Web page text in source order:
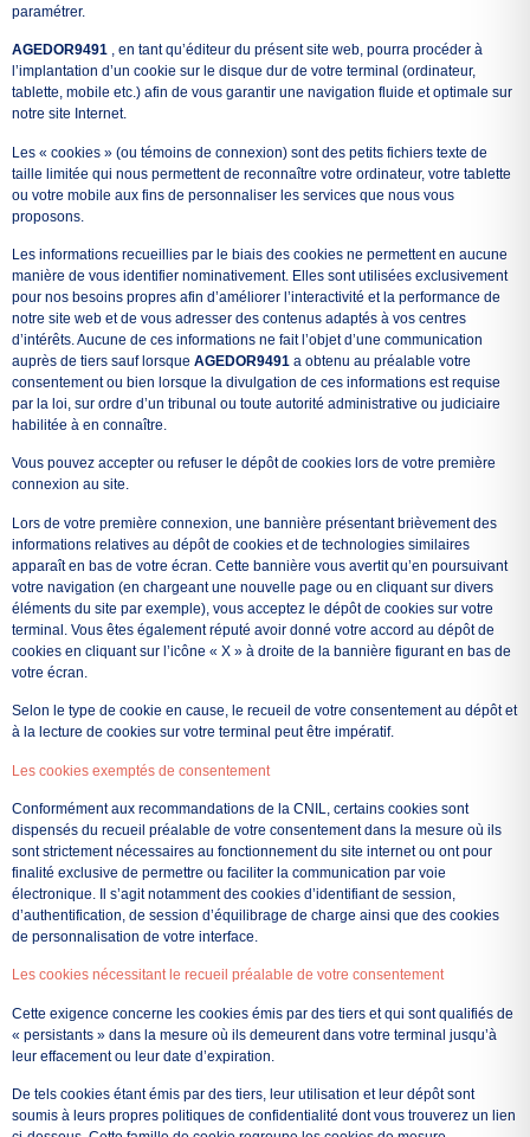
paramétrer.
AGEDOR9491 , en tant qu’éditeur du présent site web, pourra procéder à
l’implantation d’un cookie sur le disque dur de votre terminal (ordinateur,
tablette, mobile etc.) afin de vous garantir une navigation fluide et optimale sur
notre site Internet.
Les « cookies » (ou témoins de connexion) sont des petits fichiers texte de
taille limitée qui nous permettent de reconnaître votre ordinateur, votre tablette
ou votre mobile aux fins de personnaliser les services que nous vous
proposons.
Les informations recueillies par le biais des cookies ne permettent en aucune
manière de vous identifier nominativement. Elles sont utilisées exclusivement
pour nos besoins propres afin d’améliorer l’interactivité et la performance de
notre site web et de vous adresser des contenus adaptés à vos centres
d’intérêts. Aucune de ces informations ne fait l’objet d’une communication
auprès de tiers sauf lorsque AGEDOR9491 a obtenu au préalable votre
consentement ou bien lorsque la divulgation de ces informations est requise
par la loi, sur ordre d’un tribunal ou toute autorité administrative ou judiciaire
habilitée à en connaître.
Vous pouvez accepter ou refuser le dépôt de cookies lors de votre première
connexion au site.
Lors de votre première connexion, une bannière présentant brièvement des
informations relatives au dépôt de cookies et de technologies similaires
apparaît en bas de votre écran. Cette bannière vous avertit qu’en poursuivant
votre navigation (en chargeant une nouvelle page ou en cliquant sur divers
éléments du site par exemple), vous acceptez le dépôt de cookies sur votre
terminal. Vous êtes également réputé avoir donné votre accord au dépôt de
cookies en cliquant sur l’icône « X » à droite de la bannière figurant en bas de
votre écran.
Selon le type de cookie en cause, le recueil de votre consentement au dépôt et
à la lecture de cookies sur votre terminal peut être impératif.
Les cookies exemptés de consentement
Conformément aux recommandations de la CNIL, certains cookies sont
dispensés du recueil préalable de votre consentement dans la mesure où ils
sont strictement nécessaires au fonctionnement du site internet ou ont pour
finalité exclusive de permettre ou faciliter la communication par voie
électronique. Il s’agit notamment des cookies d’identifiant de session,
d’authentification, de session d’équilibrage de charge ainsi que des cookies
de personnalisation de votre interface.
Les cookies nécessitant le recueil préalable de votre consentement
Cette exigence concerne les cookies émis par des tiers et qui sont qualifiés de
« persistants » dans la mesure où ils demeurent dans votre terminal jusqu’à
leur effacement ou leur date d’expiration.
De tels cookies étant émis par des tiers, leur utilisation et leur dépôt sont
soumis à leurs propres politiques de confidentialité dont vous trouverez un lien